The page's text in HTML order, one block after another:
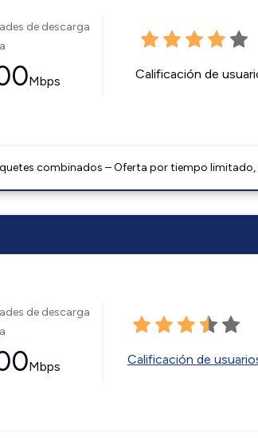
de descarga
Mbps Calificación de
combinados – Oferta por tiempo
de descarga
Mbps Calificación de